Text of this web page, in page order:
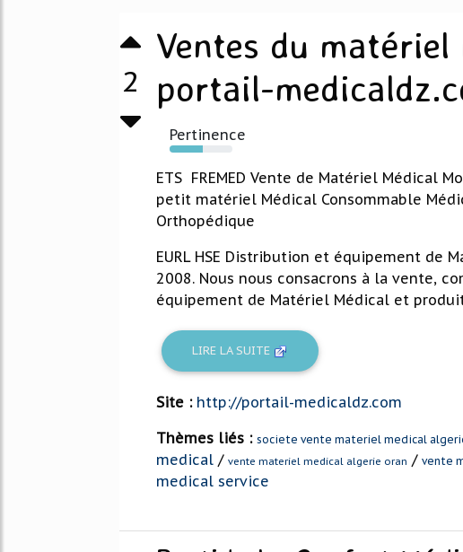
2
Ventes du matériel
portail-
Pertinence
53%
ETS FREMED Vente de Matériel Médical
petit matériel Médical Consommable
Orthopédique
EURL HSE Distribution et équipement de
2008. Nous nous consacrons à la vente,
équipement de Matériel Médical et
LIRE LA SUITE
Site : http://portail-medicaldz.com
Thèmes liés : societe vente materiel medical
medical / vente materiel medical algerie oran / vente
medical service